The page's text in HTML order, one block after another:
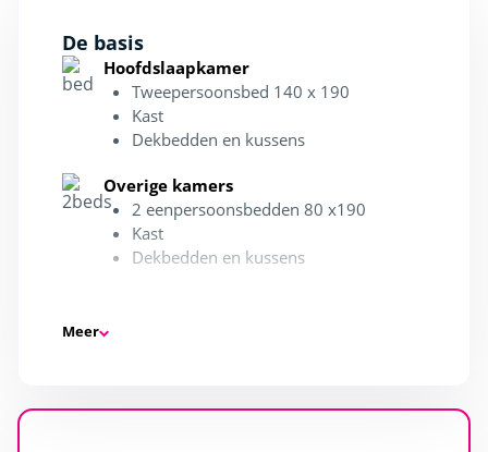
De basis
Hoofdslaapkamer
Tweepersoonsbed 140 x 190
Kast
Dekbedden en kussens
Overige kamers
2 eenpersoonsbedden 80 x190
Kast
Dekbedden en kussens
Meer